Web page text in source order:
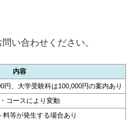
い合わせください。
内容
円、大学受験科は100,000円の案内あり
コースにより変動
料等が発生する場合あり